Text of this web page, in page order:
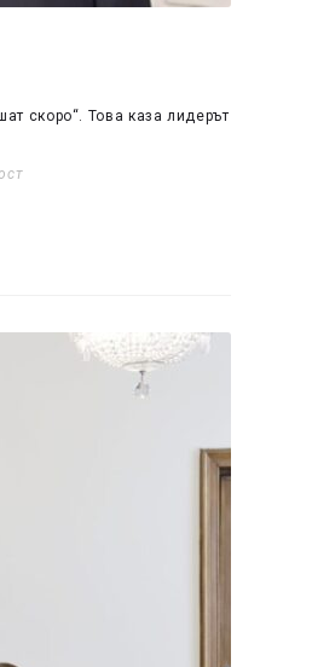
скоро“. Това каза лидерът